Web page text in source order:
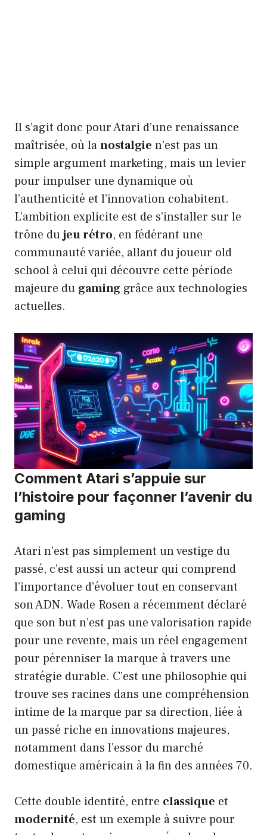
Il s’agit donc pour Atari d’une renaissance
maîtrisée, où lanostalgie n’est pas un
simple argument marketing, mais un levier
pour impulser une dynamique où
l’authenticité et l’innovation cohabitent.
L’ambition explicite est de s’installer sur le
trône dujeu rétro, en fédérant une
communauté variée, allant du joueur old
school à celui qui découvre cette période
majeure du gaming grâce aux technologies
actuelles.
Comment Atari s’appuie sur
l’histoire pour façonner l’avenir du
gaming
Atari n’est pas simplement un vestige du
passé, c’est aussi un acteur qui comprend
l’importance d’évoluer tout en conservant
son ADN. Wade Rosen a récemment déclaré
que son but n’est pas une valorisation rapide
pour une revente, mais un réel engagement
pour pérenniser la marque à travers une
stratégie durable. C’est une philosophie qui
trouve ses racines dans une compréhension
intime de la marque par sa direction, liée à
un passé riche en innovations majeures,
notamment dans l’essor du marché
domestique américain à la fin des années 70.
Cette double identité, entre classique et
modernité, est un exemple à suivre pour